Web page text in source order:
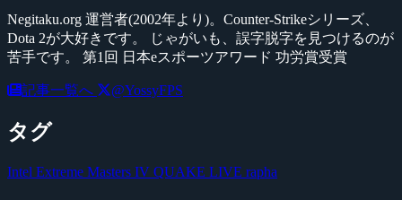
Negitaku.org 運営者(2002年より)。Counter-Strikeシリーズ、
Dota 2が大好きです。 じゃがいも、誤字脱字を見つけるのが
苦手です。 第1回 日本eスポーツアワード 功労賞受賞
記事一覧へ @YossyFPS
タグ
Intel Extreme Masters IV QUAKE LIVE rapha